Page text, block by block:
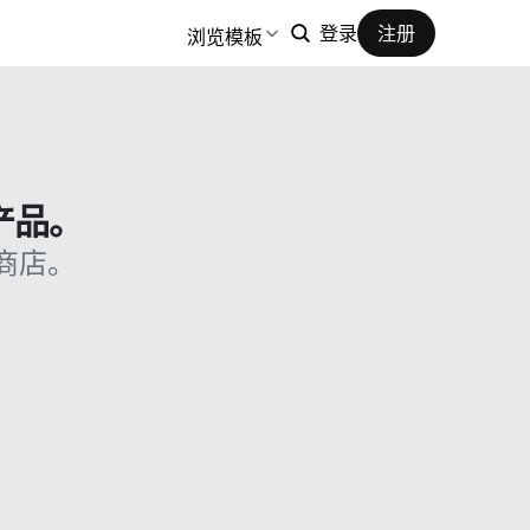
浏览模板 登录 注册
。
。